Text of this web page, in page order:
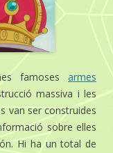
famoses armes
massiva i les
van ser construides
sobre elles
Hi ha un total de